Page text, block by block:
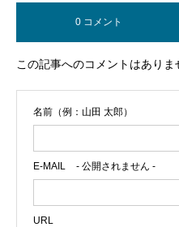
0 コメント
この記事へのコメントはありま
名前（例：山田 太郎）
E-MAIL - 公開されません -
URL